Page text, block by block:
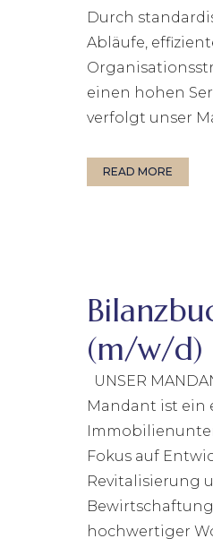
Durch
Abläufe,
einen hohen
verfolgt unser
READ MORE
(m/w/d)
UNSER
Mandant ist ein
Fokus auf
Revitalisierung
Bewirtschaftung
hochwertiger